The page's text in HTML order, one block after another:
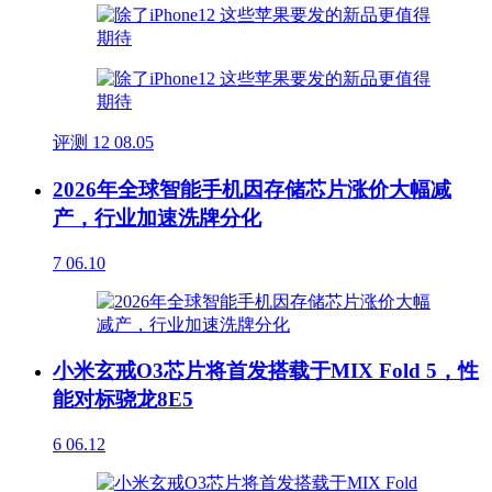
评测 12 08.05
2026年全球智能手机因存储芯片涨价大幅减
产，行业加速洗牌分化
7 06.10
小米玄戒O3芯片将首发搭载于MIX Fold 5，性
能对标骁龙8E5
6 06.12